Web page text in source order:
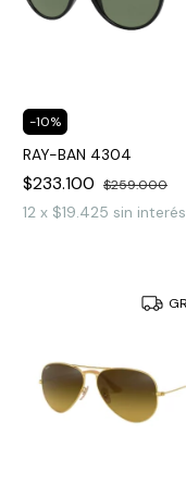
-10%
RAY-BAN 4304
$233.100 $259.000
12 x $19.425 sin interés